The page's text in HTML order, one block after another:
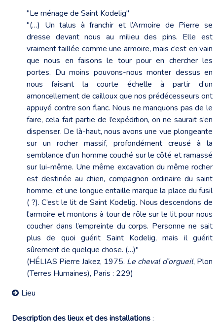
"Le ménage de Saint Kodelig"
"(…) Un talus à franchir et l’Armoire de Pierre se
dresse devant nous au milieu des pins. Elle est
vraiment taillée comme une armoire, mais c’est en vain
que nous en faisons le tour pour en chercher les
portes. Du moins pouvons-nous monter dessus en
nous faisant la courte échelle à partir d’un
amoncellement de cailloux que nos prédécesseurs ont
appuyé contre son flanc. Nous ne manquons pas de le
faire, cela fait partie de l’expédition, on ne saurait s’en
dispenser. De là-haut, nous avons une vue plongeante
sur un rocher massif, profondément creusé à la
semblance d’un homme couché sur le côté et ramassé
sur lui-même. Une même excavation du même rocher
est destinée au chien, compagnon ordinaire du saint
homme, et une longue entaille marque la place du fusil
( ?). C’est le lit de Saint Kodelig. Nous descendons de
l’armoire et montons à tour de rôle sur le lit pour nous
coucher dans l’empreinte du corps. Personne ne sait
plus de quoi guérit Saint Kodelig, mais il guérit
sûrement de quelque chose. (…)"
(HÉLIAS Pierre Jakez, 1975. Le cheval d’orgueil, Plon
(Terres Humaines), Paris : 229)
Lieu
Description des lieux et des installations: